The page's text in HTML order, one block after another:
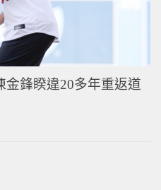
金鋒睽違20多年重返道